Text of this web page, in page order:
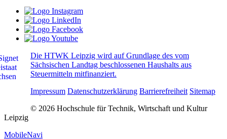
Die HTWK Leipzig wird auf Grundlage des vom
Sächsischen Landtag beschlossenen Haushalts aus
Steuermitteln mitfinanziert.
Impressum Datenschutzerklärung Barrierefreiheit Sitemap
© 2026 Hochschule für Technik, Wirtschaft und Kultur
Leipzig
MobileNavi